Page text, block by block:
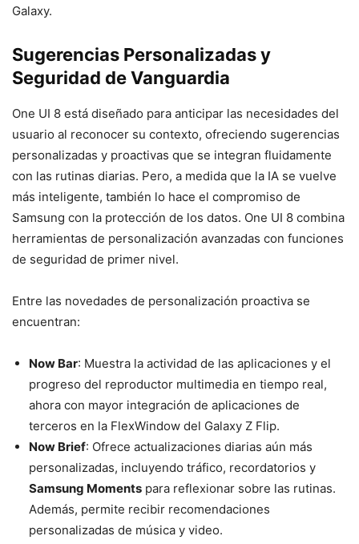
Galaxy.
Sugerencias Personalizadas y
Seguridad de Vanguardia
One UI 8 está diseñado para anticipar las necesidades del
usuario al reconocer su contexto, ofreciendo sugerencias
personalizadas y proactivas que se integran fluidamente
con las rutinas diarias. Pero, a medida que la IA se vuelve
más inteligente, también lo hace el compromiso de
Samsung con la protección de los datos. One UI 8 combina
herramientas de personalización avanzadas con funciones
de seguridad de primer nivel.
Entre las novedades de personalización proactiva se
encuentran:
Now Bar: Muestra la actividad de las aplicaciones y el
progreso del reproductor multimedia en tiempo real,
ahora con mayor integración de aplicaciones de
terceros en la FlexWindow del Galaxy Z Flip.
Now Brief: Ofrece actualizaciones diarias aún más
personalizadas, incluyendo tráfico, recordatorios y
Samsung Moments para reflexionar sobre las rutinas.
Además, permite recibir recomendaciones
personalizadas de música y video.